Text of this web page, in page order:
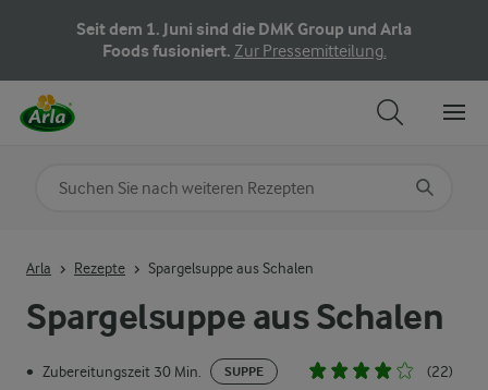
Seit dem 1. Juni sind die DMK Group und Arla
Foods fusioniert. Zur Pressemitteilung.
Spargelsuppe aus Schalen
• Zubereitungszeit 30 Min. SUPPE (22)
Arla Rezepte Spargelsuppe aus Schalen
Nach Kategorie suchen